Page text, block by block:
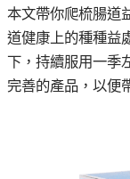
本文帶你爬梳腸道
道健康上的種種益
下，持續服用一季
完善的產品，以便